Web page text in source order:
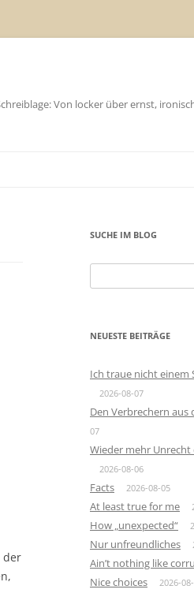
Von locker über ernst,
der
SUCHE IM BLOG
nach:
NEUESTE BEITRÄGE
Ich traue nicht einem
2026-08-07
Den Verbrechern aus
07
Wieder mehr
2026-08-06
Facts 2026-08-05
At least true for me
How „unexpected“
Nur unfreundliches
Ain’t nothing like
Nice choices 2026-